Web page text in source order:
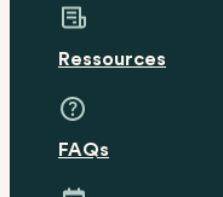
Ressources
FAQs